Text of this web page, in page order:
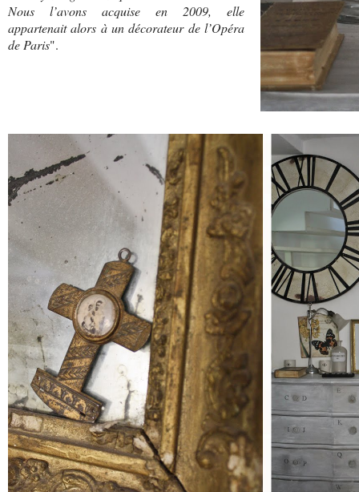
Nous l’avons acquise en 2009, elle
appartenait alors à un décorateur de l’Opéra
de Paris".